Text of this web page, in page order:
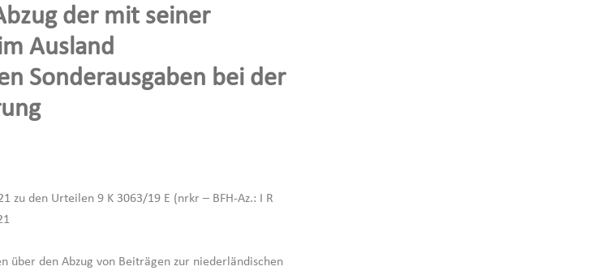
der mit seiner
Ausland
Sonderausgaben bei der
zu den Urteilen 9 K 3063/19 E (nrkr – BFH-Az.: I R
über den Abzug von Beiträgen zur niederländischen